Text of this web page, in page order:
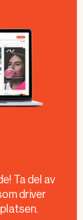
Ta del av
driver